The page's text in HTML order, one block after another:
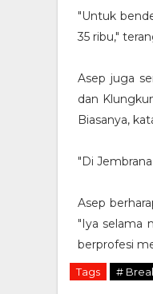
"Untuk
35 ribu,"
Asep juga
dan
Biasanya,
"Di
Asep
"Iya selama
berprofesi
Tags #